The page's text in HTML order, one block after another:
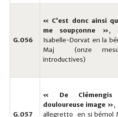
G.056
« C’est donc ainsi
me soupçonne »,
Isabelle-Dorvat en la
Maj (onze
introductives)
G.057
« De
douloureuse image »,
allegretto en si bémol